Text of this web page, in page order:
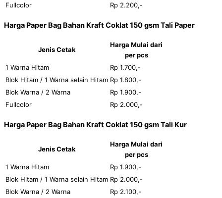
Fullcolor
Rp 2.200,-
Harga Paper Bag Bahan Kraft Coklat 150 gsm Tali Paper
Jenis Cetak
Harga Mulai dari
per pcs
1 Warna Hitam
Rp 1.700,-
Blok Hitam / 1 Warna selain Hitam Rp 1.800,-
Blok Warna / 2 Warna
Rp 1.900,-
Fullcolor
Rp 2.000,-
Harga Paper Bag Bahan Kraft Coklat 150 gsm Tali Kur
Jenis Cetak
Harga Mulai dari
per pcs
1 Warna Hitam
Rp 1.900,-
Blok Hitam / 1 Warna selain Hitam Rp 2.000,-
Blok Warna / 2 Warna
Rp 2.100,-